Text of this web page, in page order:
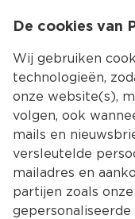
Terug
De cookies van
Wij gebruiken
technologieën,
onze website(s),
volgen, ook
mails en
versleutelde
mailadres en
partijen zoals